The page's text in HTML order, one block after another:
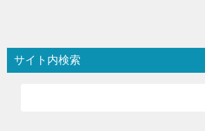
ビ
ゲ
サイト内検索